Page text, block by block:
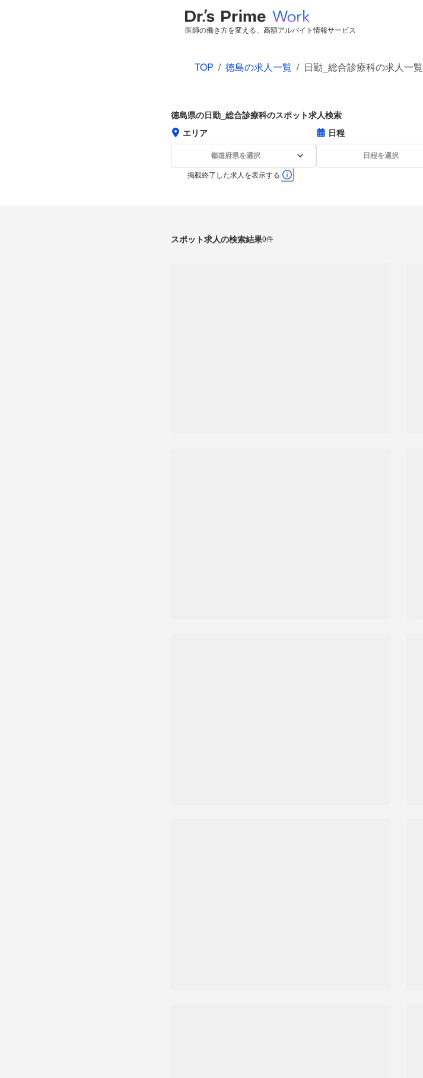
医師の働き方を変える、高額アルバイト情報サービス
TOP / 徳島の求人一覧 / 日勤_総合診療科の求人一覧
徳島県の日勤_総合診療科のスポット求人検索
エリア
都道府県を選択
日程
日程を選択
掲載終了した求人を表示する
スポット求人の検索結果0件